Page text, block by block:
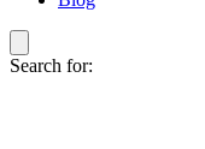
Search for: